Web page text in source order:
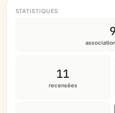
STATISTIQUES
9
11
recensées